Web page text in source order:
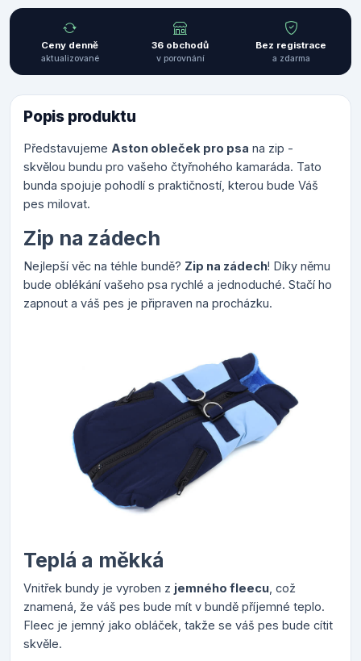
Ceny denně
aktualizované
36 obchodů
v porovnání
Bez registrace
a zdarma
Popis produktu
Představujeme Aston obleček pro psa na zip -
skvělou bundu pro vašeho čtyřnohého kamaráda. Tato
bunda spojuje pohodlí s praktičností, kterou bude Váš
pes milovat.
Zip na zádech
Nejlepší věc na téhle bundě? Zip na zádech! Díky němu
bude oblékání vašeho psa rychlé a jednoduché. Stačí ho
zapnout a váš pes je připraven na procházku.
Teplá a měkká
Vnitřek bundy je vyroben z jemného fleecu , což
znamená, že váš pes bude mít v bundě příjemné teplo.
Fleec je jemný jako obláček, takže se váš pes bude cítit
skvěle.